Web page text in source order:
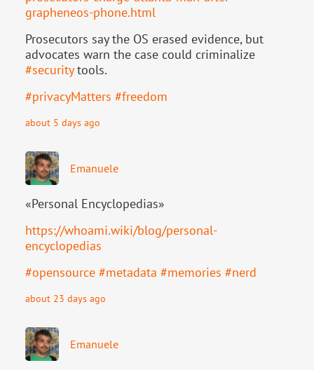
grapheneos-phone.html
Prosecutors say the OS erased evidence, but
advocates warn the case could criminalize
#securitytools.
#privacyMatters #freedom
about 5 days ago
Emanuele
«Personal Encyclopedias»
https://whoami.wiki/blog/personal-
encyclopedias
#opensource #metadata #memories #nerd
about 23 days ago
Emanuele